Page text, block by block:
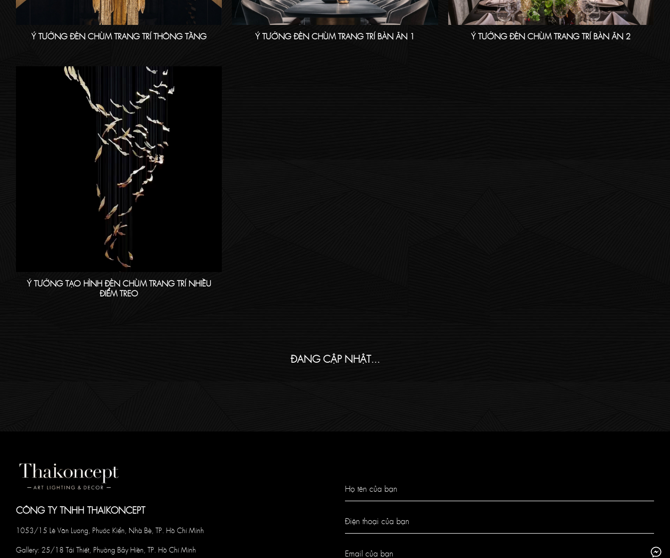
Ý TƯỞNG ĐÈN CHÙM TRANG TRÍ THÔNG TẦNG Ý TƯỞNG ĐÈN CHÙM TRANG TRÍ BÀN ĂN 1 Ý TƯỞNG ĐÈN CHÙM TRANG TRÍ BÀN ĂN 2
Ý TƯỞNG TẠO HÌNH ĐÈN CHÙM TRANG TRÍ NHIỀU
ĐIỂM TREO
ĐANG CẬP NHẬT...
CÔNG TY TNHH THAIKONCEPT
1053/15 Lê Văn Lương, Phước Kiển, Nhà Bè, TP. Hồ Chí Minh
Gallery: 25/18 Tái Thiết, Phường Bảy Hiền, TP. Hồ Chí Minh